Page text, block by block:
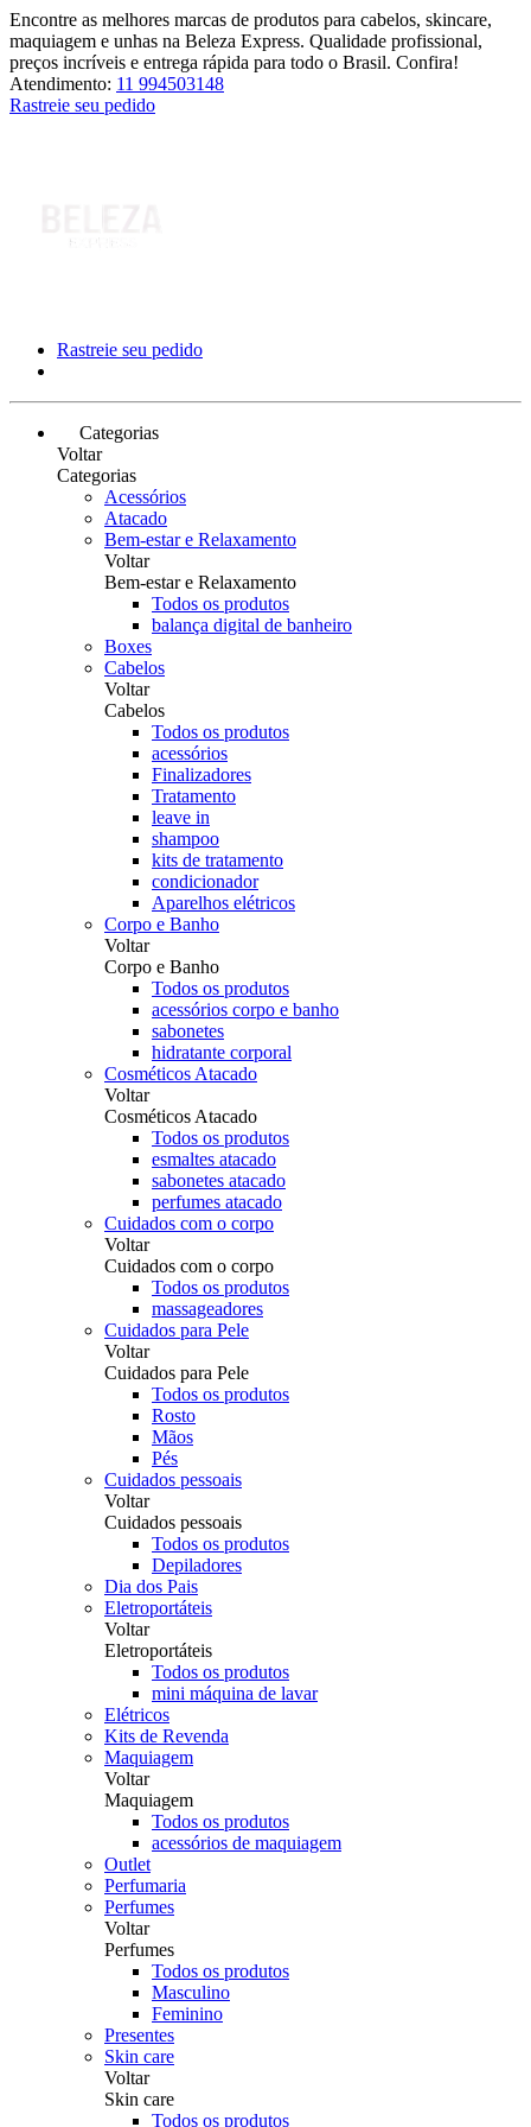
Encontre as melhores marcas de produtos para cabelos, skincare,
maquiagem e unhas na Beleza Express. Qualidade profissional,
preços incríveis e entrega rápida para todo o Brasil. Confira!
Atendimento: 11 994503148
Rastreie seu pedido
Rastreie seu pedido
Categorias
Voltar
Categorias
Acessórios
Atacado
Bem-estar e Relaxamento
Voltar
Bem-estar e Relaxamento
Todos os produtos
balança digital de banheiro
Boxes
Cabelos
Voltar
Cabelos
Todos os produtos
acessórios
Finalizadores
Tratamento
leave in
shampoo
kits de tratamento
condicionador
Aparelhos elétricos
Corpo e Banho
Voltar
Corpo e Banho
Todos os produtos
acessórios corpo e banho
sabonetes
hidratante corporal
Cosméticos Atacado
Voltar
Cosméticos Atacado
Todos os produtos
esmaltes atacado
sabonetes atacado
perfumes atacado
Cuidados com o corpo
Voltar
Cuidados com o corpo
Todos os produtos
massageadores
Cuidados para Pele
Voltar
Cuidados para Pele
Todos os produtos
Rosto
Mãos
Pés
Cuidados pessoais
Voltar
Cuidados pessoais
Todos os produtos
Depiladores
Dia dos Pais
Eletroportáteis
Voltar
Eletroportáteis
Todos os produtos
mini máquina de lavar
Elétricos
Kits de Revenda
Maquiagem
Voltar
Maquiagem
Todos os produtos
acessórios de maquiagem
Outlet
Perfumaria
Perfumes
Voltar
Perfumes
Todos os produtos
Masculino
Feminino
Presentes
Skin care
Voltar
Skin care
Todos os produtos